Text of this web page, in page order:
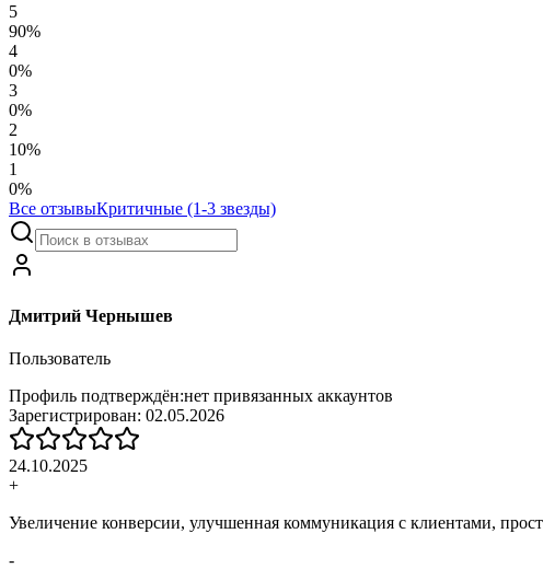
5
90%
4
0%
3
0%
2
10%
1
0%
Все отзывыКритичные (1-3 звезды)
Дмитрий Чернышев
Пользователь
Профиль подтверждён:нет привязанных аккаунтов
Зарегистрирован: 02.05.2026
24.10.2025
+
Увеличение конверсии, улучшенная коммуникация с клиентами,
-